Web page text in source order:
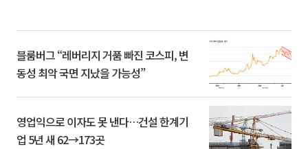
블룸버그 “레버리지 거품 빠진 코스피, 변
동성 최악 국면 지났을 가능성”
영업익으로 이자도 못 낸다…건설 한계기
업 5년 새 62→173곳